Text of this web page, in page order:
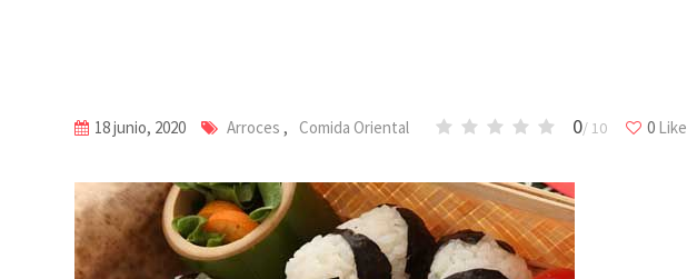
18 junio, 2020 Arroces , Comida Oriental 0/ 10 0 Like